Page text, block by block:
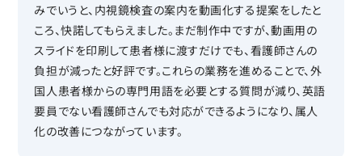
みでいうと、内視鏡検査の案内を動画化する提案をしたと
ころ、快諾してもらえました。まだ制作中ですが、動画用の
スライドを印刷して患者様に渡すだけでも、看護師さんの
負担が減ったと好評です。これらの業務を進めることで、外
国人患者様からの専門用語を必要とする質問が減り、英語
要員でない看護師さんでも対応ができるようになり、属人
化の改善につながっています。